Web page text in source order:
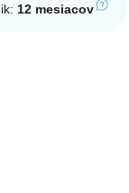
12 mesiacov